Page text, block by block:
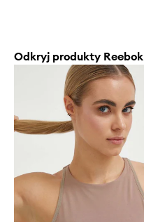
Odkryj produkty Reebok